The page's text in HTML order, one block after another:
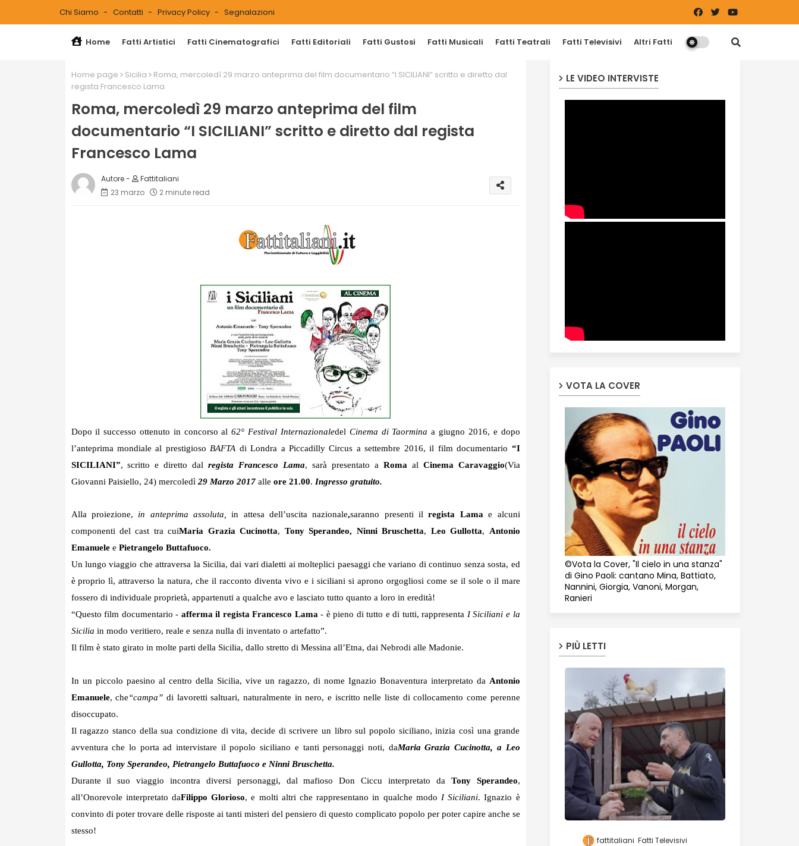
Chi Siamo Contatti Privacy Policy Segnalazioni
Home Fatti Artistici Fatti Cinematografici Fatti Editoriali Fatti Gustosi Fatti Musicali Fatti Teatrali Fatti Televisivi Altri Fatti
Home page Sicilia
Roma, mercoledì 29 marzo anteprima del film documentario “I SICILIANI” scritto e diretto dal
regista Francesco Lama
Roma, mercoledì 29 marzo anteprima del film
documentario “I SICILIANI” scritto e diretto dal regista
Francesco Lama
Fattitaliani
23 marzo
2 minute read
Dopo il successo ottenuto in concorso al62° Festival Internazionaledel Cinema di Taormina a giugno 2016, e dopo
l’anteprima mondiale al prestigiosoBAFTA di Londra a Piccadilly Circus a settembre 2016, il film documentario “I
SICILIANI”, scritto e diretto dalregista Francesco Lama, sarà presentato a Roma al Cinema Caravaggio(Via
Giovanni Paisiello, 24) mercoledì29 Marzo 2017 alle ore 21.00. Ingresso gratuito.
Alla proiezione, in anteprima assoluta,in attesa dell’uscita nazionale,saranno presenti ilregista Lamae alcuni
componenti del cast tra cuiMaria Grazia Cucinotta, Tony Sperandeo, Ninni Bruschetta, Leo Gullotta, Antonio
Emanuelee Pietrangelo Buttafuoco.
Un lungo viaggio che attraversa la Sicilia, dai vari dialetti ai molteplici paesaggi che variano di continuo senza sosta, ed
è proprio lì, attraverso la natura, che il racconto diventa vivo e i siciliani si aprono orgogliosi come se il sole o il mare
fossero di individuale proprietà, appartenuti a qualche avo e lasciato tutto quanto a loro in eredità!
“Questo film documentario - afferma il regista Francesco Lama- è pieno di tutto e di tutti, rappresenta I Siciliani e la
Sicilia in modo veritiero, reale e senza nulla di inventato o artefatto”.
Il film è stato girato in molte parti della Sicilia, dallo stretto di Messina all’Etna, dai Nebrodi alle Madonie.
In un piccolo paesino al centro della Sicilia, vive un ragazzo, di nome Ignazio Bonaventura interpretato da Antonio
Emanuele, che“campa” di lavoretti saltuari, naturalmente in nero, e iscritto nelle liste di collocamento come perenne
disoccupato.
Il ragazzo stanco della sua condizione di vita, decide di scrivere un libro sul popolo siciliano, inizia così una grande
avventura che lo porta ad intervistare il popolo siciliano e tanti personaggi noti, daMaria Grazia Cucinotta, a Leo
Gullotta, Tony Sperandeo, Pietrangelo Buttafuoco e Ninni Bruschetta.
Durante il suo viaggio incontra diversi personaggi, dal mafioso Don Ciccu interpretato da Tony Sperandeo,
all’Onorevole interpretato daFilippo Glorioso, e molti altri che rappresentano in qualche modo I Siciliani. Ignazio è
convinto di poter trovare delle risposte ai tanti misteri del pensiero di questo complicato popolo per poter capire anche se
stesso!
LE VIDEO INTERVISTE
VOTA LA COVER
©Vota la Cover, "Il cielo in una stanza"
di Gino Paoli: cantano Mina, Battiato,
Nannini, Giorgia, Vanoni, Morgan,
Ranieri
PIÙ LETTI
fattitaliani Fatti Televisivi